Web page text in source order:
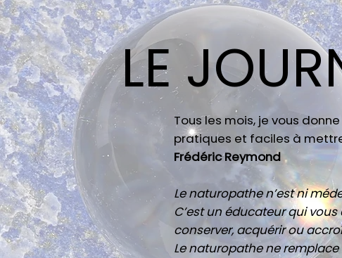
LE
Tous les mois, je vous
pratiques et faciles à
Frédéric Reymond
Le naturopathe n’est ni
C’est un éducateur qui
conserver, acquérir ou
Le naturopathe ne